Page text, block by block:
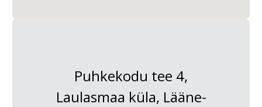
Puhkekodu tee 4,
Laulasmaa küla, Lääne-